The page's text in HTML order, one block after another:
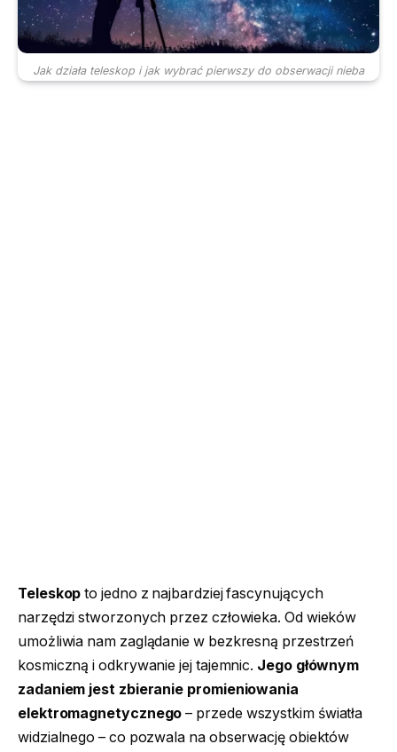
Jak działa teleskop i jak wybrać pierwszy do obserwacji nieba
Teleskop to jedno z najbardziej fascynujących
narzędzi stworzonych przez człowieka. Od wieków
umożliwia nam zaglądanie w bezkresną przestrzeń
kosmiczną i odkrywanie jej tajemnic. Jego głównym
zadaniem jest zbieranie promieniowania
elektromagnetycznego – przede wszystkim światła
widzialnego – co pozwala na obserwację obiektów